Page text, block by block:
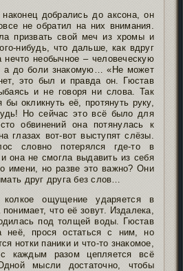
добрались до аксона, он
не обратил на них внимания.
призвать свой меч из хромы и
нибудь, что дальше, как вдруг
нечто необычное – человеческую
а до боли знакомую… «Не может
это был и правда он. Гюстав
и не говоря ни слова. Так
бы окликнуть её, протянуть руку,
Но сейчас это всё было для
обвинений она потянулась к
глазах вот-вот выступят слёзы.
словно потерялся где-то в
она не смогла выдавить из себя
имени, но разве это важно? Они
друг друга без слов…
колкое ощущение ударяется в
что её зовут. Издалека,
под толщей воды. Гюстав
неё, прося остаться с ним, но
нотки паники и что-то знакомое,
каждым разом цепляется всё
мысли достаточно, чтобы